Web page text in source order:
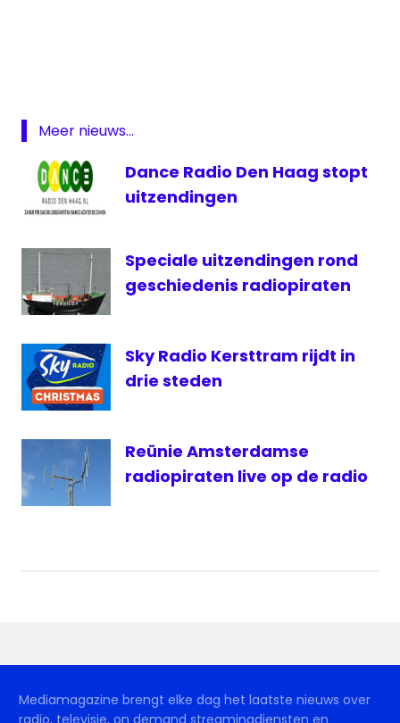
Piraten
Radio
Stad
Den
radiozenders
Meer nieuws...
Dance Radio Den Haag stopt
uitzendingen
Speciale uitzendingen rond
geschiedenis radiopiraten
Sky Radio Kersttram rijdt in
drie steden
Reünie Amsterdamse
radiopiraten live op de radio
Mediamagazine brengt elke dag het laatste nieuws over
radio, televisie, on demand streamingdiensten en